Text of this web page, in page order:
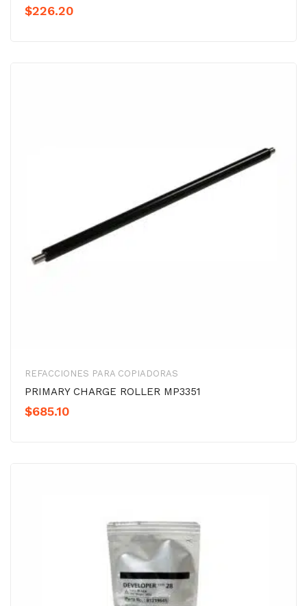
$226.20
REFACCIONES PARA COPIADORAS
PRIMARY CHARGE ROLLER MP3351
$685.10